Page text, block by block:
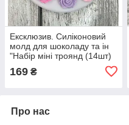
Ексклюзив. Силіконовий
молд для шоколаду та ін
"Набір міні троянд (14шт)
169 ₴
Про нас